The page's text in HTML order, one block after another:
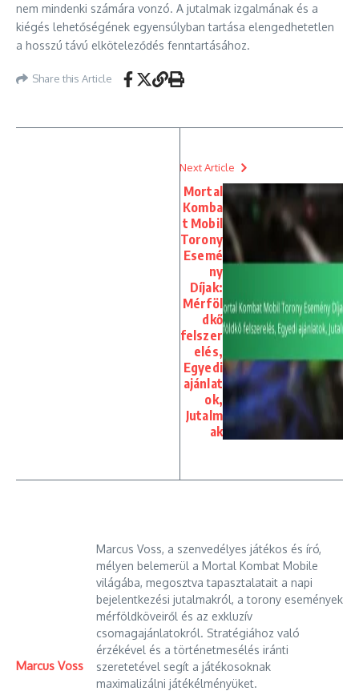
nem mindenki számára vonzó. A jutalmak izgalmának és a
kiégés lehetőségének egyensúlyban tartása elengedhetetlen
a hosszú távú elköteleződés fenntartásához.
Share this Article
Next Article
Mortal
Komba
t Mobil
Torony
Esemé
ny
Díjak:
Mérföl
dkő
felszer
elés,
Egyedi
ajánlat
ok,
Jutalm
ak
Marcus Voss
Marcus Voss, a szenvedélyes játékos és író,
mélyen belemerül a Mortal Kombat Mobile
világába, megosztva tapasztalatait a napi
bejelentkezési jutalmakról, a torony események
mérföldköveiről és az exkluzív
csomagajánlatokról. Stratégiához való
érzékével és a történetmesélés iránti
szeretetével segít a játékosoknak
maximalizálni játékélményüket.